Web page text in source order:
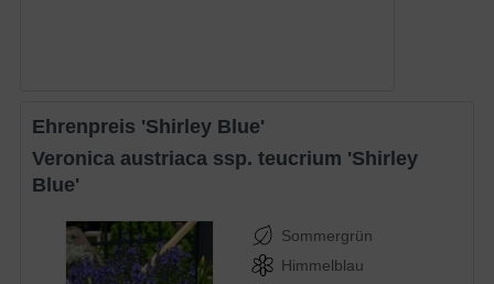
Ehrenpreis 'Shirley Blue'
Veronica austriaca ssp. teucrium 'Shirley
Blue'
Sommergrün
Himmelblau